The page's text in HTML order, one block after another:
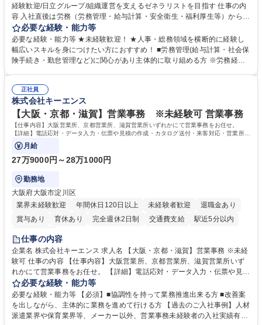
経験歓迎/日立グループ/組織運営を支えるゼネラリストを目指す 仕事の内
容 入社直後は労務（労務管理・給与計算・安全衛生・福利厚生等）からお
任せいたします。将来は総務・採用・教育業務へ守備範囲を広げ、組織運
営を支えるゼネラリストをめざせます。 ・初期業務：労働時間管理、給与
計算、社会保険対応、福利厚生管理、安全衛生、健康経営推進等をお任せ
します。ご経験に応じて、休職者管理など、幅広く経験を積んでいただき
幅広く経験を積みたい意欲がある方に最適な環境です。 募集職種 【総
務・人事】未経験歓迎/日立グループ/組織運営を支えるゼネラリストを目
指す
必要な経験・能力等
必要な経験・能力等 ★未経験歓迎！ ★人事・総務領域を横断的に経験し
幅広いスキルを身につけたい方におすすめ！ ■労務管理(給与計算・社会保
険手続き・勤怠管理など)に関心があり主体的に取り組める方 ※労務経験
のご経験 ■労務管理（給与計算・社会保険手続き・勤怠管理など）の経験
■衛生管理者の資格をお持ちの方 学歴・資格 学歴：大学院 大学 高専 短大
専修学校 高校 語学力： 資格：
正社員
株式会社キーエンス
【大阪・京都・滋賀】営業事務 ※未経験可 営業事務
【仕事内容】大阪営業所、京都営業所、滋賀営業所いずれかにて営業事務をお任せ。
【詳細】電話応対・データ入力・伝票や見積の作成・カタログ送付・来客対応・営業所内
で発生する事務業務や業務改善をお任せ。
月給
27万9000円～28万1000円
勤務地
大阪府大阪市淀川区
業界未経験歓迎
年間休日120日以上 未経験者歓迎
退職金あり
賞与あり
育休あり 完全週休2日制 交通費支給
駅近5分以内
土日祝休み
仕事の内容
企業名 株式会社キーエンス 求人名 【大阪・京都・滋賀】営業事務 ※未経
験可 仕事の内容 【仕事内容】大阪営業所、京都営業所、滋賀営業所いず
れかにて営業事務をお任せ。 【詳細】電話応対・データ入力・伝票や見積
の作成・カタログ送付・来客対応・営業所内で発生する事務業務や業務改
善をお任せ。 【教育制度】ご入社後、育成担当とペアになりながらOJTに
て業務を覚えていただくことが可能です。業務システムがきちんと構築さ
れているため、スムーズに仕事に慣れることができる環境です。また、
必要な経験・能力等
必要な経験・能力等 【必須】■協調性を持って業務推進出来る方 ■改善案
を出しながら、主体的に業務を進めて行ける方 【過去のご入社事例】人材
派遣業界や保育業界等、メーカー以外、営業事務未経験者の入社実績有